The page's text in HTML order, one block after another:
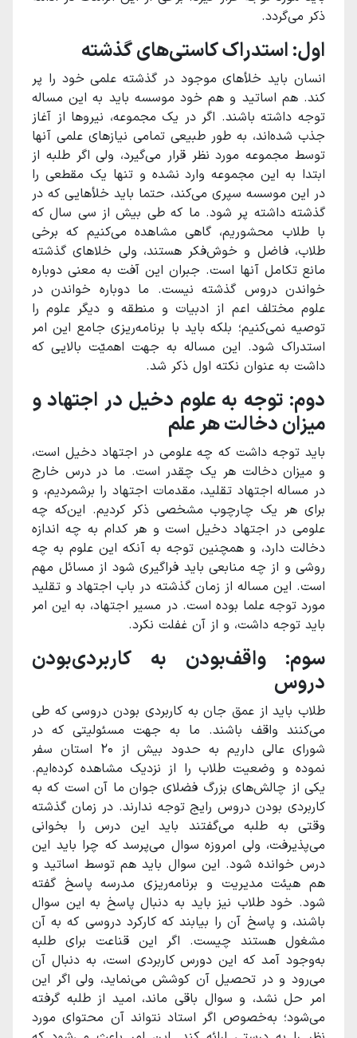
ذکر می‌گردد.
اول: استدراک کاستی‌های گذشته
انسان باید خلأهای موجود در گذشته علمی خود را پر
کند. هم اساتید و هم خود موسسه باید به این مساله
توجه داشته باشند. اگر در یک مجموعه، نیروها از آغاز
جذب شده‌اند، به طور طبیعی تمامی نیازهای علمی آنها
توسط مجموعه مورد نظر قرار می‌گیرد، ولی اگر طلبه از
ابتدا به این مجموعه وارد نشده و تنها یک مقطعی را
در این موسسه سپری می‌کند، حتما باید خلأهایی که در
گذشته داشته پر شود. ما که طی بیش از سی سال که
با طلاب محشوریم، گاهی مشاهده می‌کنیم که برخی
طلاب، فاضل و خوش‌فکر هستند، ولی خلاهای گذشته
مانع تکامل آنها است. جبران این آفت به معنی دوباره
خواندن دروس گذشته نیست. ما دوباره خواندن در
علوم مختلف اعم از ادبیات و منطقه و دیگر علوم را
توصیه نمی‌کنیم؛ بلکه باید با برنامه‌‌ریزی جامع این امر
استدراک شود. این مساله به جهت اهمیّت بالایی که
داشت به عنوان نکته اول ذکر شد.
دوم: توجه به علوم دخیل در اجتهاد و
میزان دخالت هر علم
باید توجه داشت که چه علومی در اجتهاد دخیل است،
و میزان دخالت هر یک چقدر است. ما در درس خارج
در مساله اجتهاد تقلید، مقدمات اجتهاد را برشمردیم، و
برای هر یک چارچوب مشخصی ذکر کردیم. این‌که چه
علومی در اجتهاد دخیل است و هر کدام به چه اندازه
دخالت دارد، و همچنین توجه به آنکه این علوم به چه
روشی و از چه منابعی باید فراگیری شود از مسائل مهم
است. این مساله از زمان گذشته در باب اجتهاد و تقلید
مورد توجه علما بوده است. در مسیر اجتهاد، به این امر
باید توجه داشت، و از آن غفلت نکرد.
سوم: واقف‌بودن به کاربردی‌بودن
دروس
طلاب باید از عمق جان به کاربردی بودن دروسی که طی
می‌کنند واقف باشند. ما به جهت مسئولیتی که در
شورای عالی داریم به حدود بیش از ۲۰ استان سفر
نموده و وضعیت طلاب را از نزدیک مشاهده‌ کرده‌ایم.
یکی از چالش‌های بزرگ فضلای جوان ما آن است که به
کاربردی بودن دروس رایج توجه ندارند. در زمان گذشته
وقتی به طلبه می‌گفتند باید این درس را بخوانی
می‌پذیرفت، ولی امروزه سوال می‌پرسد که چرا باید این
درس خوانده شود. این سوال باید هم توسط اساتید و
هم هیئت مدیریت و برنامه‌ریزی مدرسه پاسخ گفته
شود. خود طلاب نیز باید به دنبال پاسخ به این سوال
باشند، و پاسخ آن را بیابند که کارکرد دروسی که به آن
مشغول هستند چیست. اگر این قناعت برای طلبه
به‌وجود آمد که این دورس کاربردی است، به دنبال آن
می‌رود و در تحصیل آن کوشش می‌نماید، ولی اگر این
امر حل نشد، و سوال باقی ماند، امید از طلبه گرفته
می‌شود؛ به‌خصوص اگر استاد نتواند آن محتوای مورد